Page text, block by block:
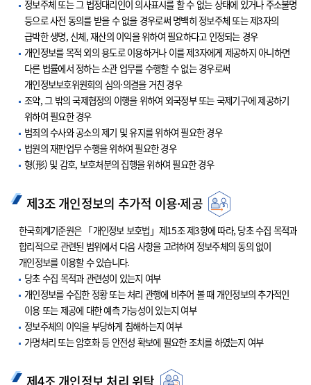
정보주체 또는 그 법정대리인이 의사표시를 할 수 없는 상태에 있거나 주소불명
등으로 사전 동의를 받을 수 없을 경우로써 명백히 정보주체 또는 제3자의
급박한 생명, 신체, 재산의 이익을 위하여 필요하다고 인정되는 경우
개인정보를 목적 외의 용도로 이용하거나 이를 제3자에게 제공하지 아니하면
다른 법률에서 정하는 소관 업무를 수행할 수 없는 경우로써
개인정보보호위원회의 심의·의결을 거친 경우
조약, 그 밖의 국제협정의 이행을 위하여 외국정부 또는 국제기구에 제공하기
위하여 필요한 경우
범죄의 수사와 공소의 제기 및 유지를 위하여 필요한 경우
법원의 재판업무 수행을 위하여 필요한 경우
형(形) 및 감호, 보호처분의 집행을 위하여 필요한 경우
제3조 개인정보의 추가적 이용·제공
한국회계기준원은 「개인정보 보호법」제15조 제3항에 따라, 당초 수집 목적과
합리적으로 관련된 범위에서 다음 사항을 고려하여 정보주체의 동의 없이
개인정보를 이용할 수 있습니다.
당초 수집 목적과 관련성이 있는지 여부
개인정보를 수집한 정황 또는 처리 관행에 비추어 볼 때 개인정보의 추가적인
이용 또는 제공에 대한 예측 가능성이 있는지 여부
정보주체의 이익을 부당하게 침해하는지 여부
가명처리 또는 암호화 등 안전성 확보에 필요한 조치를 하였는지 여부